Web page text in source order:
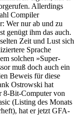
Allerdings
Compiler
Wer nur ab und zu
genügt ihm das auch.
Zeit und Lust sich
Sprache
solchen »Super-
muß doch auch ein
Beweis für diese
Ostrowski hat
8-Bit-Computer von
(Listing des Monats
hat er jetzt GFA-